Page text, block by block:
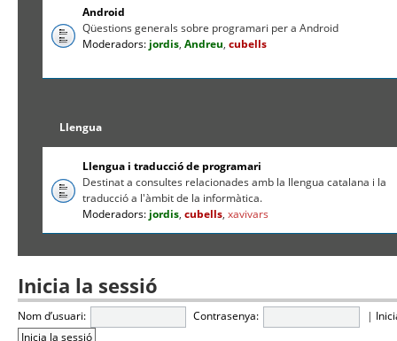
Android
Qüestions generals sobre programari per a Android
Moderadors: jordis,Andreu,cubells
Llengua
Llengua i traducció de programari
Destinat a consultes relacionades amb la llengua catalana i la
traducció a l'àmbit de la informàtica.
Moderadors: jordis,cubells,xavivars
Inicia la sessió
Nom d’usuari: Contrasenya: |